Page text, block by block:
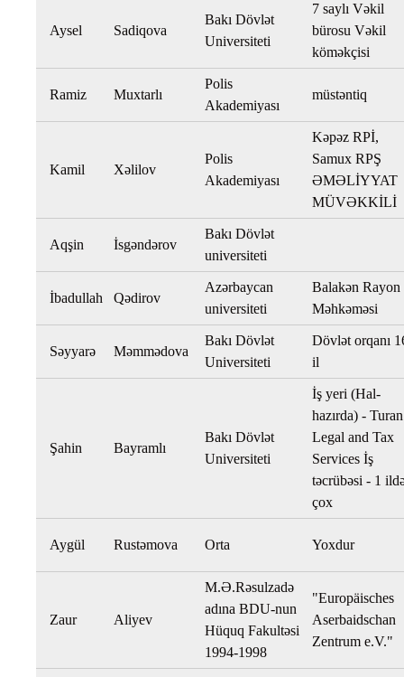
Aysel Sadiqova
Bakı Dövlət
Universiteti
7 saylı Vəkil
bürosu Vəkil
köməkçisi
Ramiz Muxtarlı
Polis
Akademiyası
müstəntiq
Kamil Xəlilov
Polis
Akademiyası
Kəpəz RPİ,
Samux RPŞ
ƏMƏLİYYAT
MÜVƏKKİLİ
Aqşin İsgəndərov
Bakı Dövlət
universiteti
İbadullah Qədirov
Azərbaycan
universiteti
Balakən Rayon
Məhkəməsi
Səyyarə Məmmədova
Bakı Dövlət
Universiteti
Dövlət orqanı
il
Şahin Bayramlı
Bakı Dövlət
Universiteti
İş yeri (Hal-
hazırda) - Turan
Legal and Tax
Services İş
təcrübəsi - 1
çox
Aygül Rustəmova Orta Yoxdur
Zaur Aliyev
M.Ə.Rəsulzadə
adına BDU-nun
Hüquq Fakultəsi
1994-1998
"Europäisches
Aserbaidschan
Zentrum e.V."